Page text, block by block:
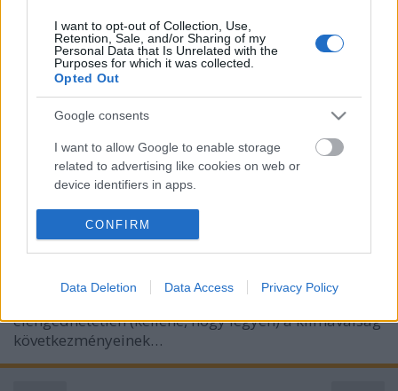
I want to opt-out of Collection, Use,
Retention, Sale, and/or Sharing of my
Personal Data that Is Unrelated with the
Purposes for which it was collected.
Opted Out
Google consents
I want to allow Google to enable storage
related to advertising like cookies on web or
device identifiers in apps.
I want to allow my user data to be sent to
Google for online advertising purposes.
personalized advertising.
I want to allow Google to enable storage
related to analytics like cookies on web or
device identifiers in apps.
CONFIRM
Data Deletion Data Access Privacy Policy
A megújult Lánchíd mint a
közlekedés zöldítésének szimbóluma
Levegő Munkacsoport• 2023. május 27.
A megújult Lánchídon kizárólag a gyalogosok, két-
és háromkerekűek, buszok, taxik, valamint a
közlekedését szabad engedélyezni. A főváros
közlekedését érintő minden intézkedésnél
elengedhetetlen (kellene, hogy legyen) a klímaválság
következményeinek…